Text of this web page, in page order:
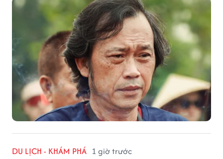
DU LỊCH - KHÁM PHÁ 1 giờ trước